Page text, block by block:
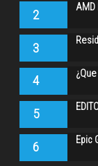
2
3
4
5
6 Epic